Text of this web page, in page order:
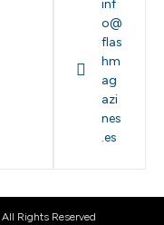
inf
o@
flas
hm
ag
azi
nes
.es
Rights Reserved